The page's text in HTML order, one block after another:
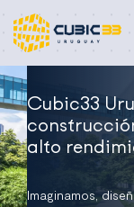
Cubic33
alto
Imaginamos,